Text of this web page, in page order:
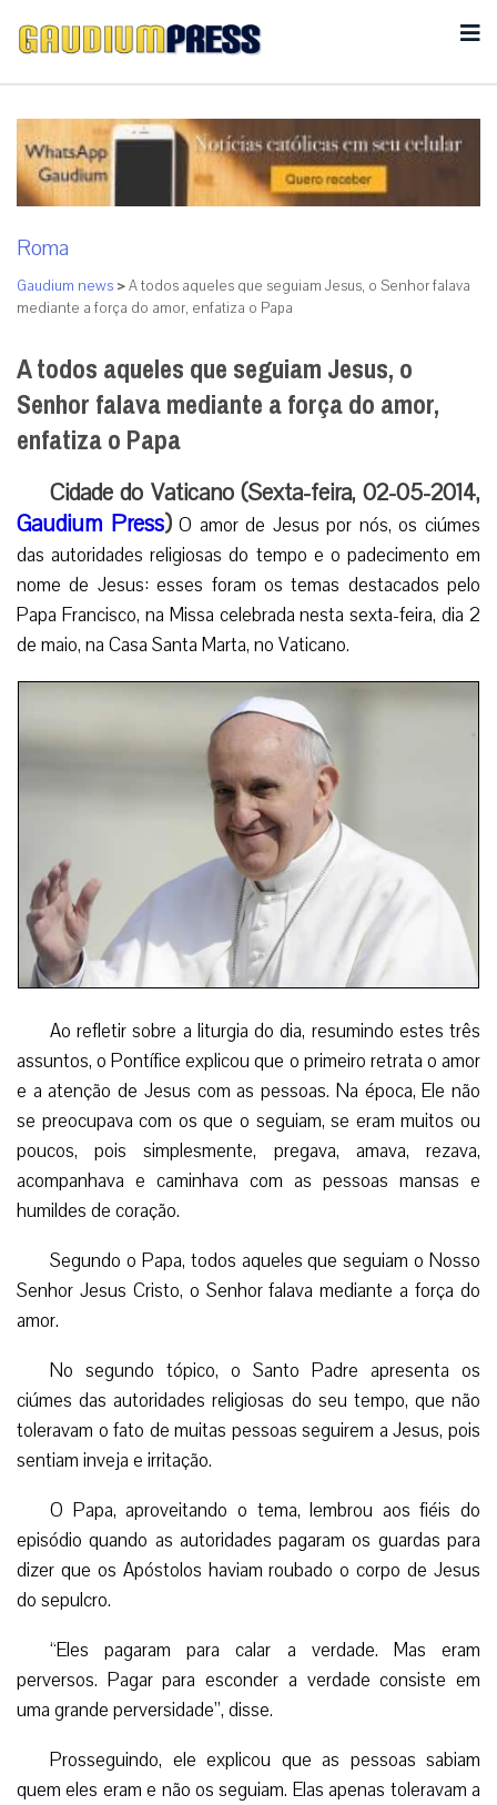
Roma
Gaudium news >A todos aqueles que seguiam Jesus, o Senhor falava
mediante a força do amor, enfatiza o Papa
A todos aqueles que seguiam Jesus, o
Senhor falava mediante a força do amor,
enfatiza o Papa
Cidade do Vaticano (Sexta-feira, 02-05-2014,
Gaudium Press)O amor de Jesus por nós, os ciúmes
das autoridades religiosas do tempo e o padecimento em
nome de Jesus: esses foram os temas destacados pelo
Papa Francisco, na Missa celebrada nesta sexta-feira, dia 2
de maio, na Casa Santa Marta, no Vaticano.
Ao refletir sobre a liturgia do dia, resumindo estes três
assuntos, o Pontífice explicou que o primeiro retrata o amor
e a atenção de Jesus com as pessoas. Na época, Ele não
se preocupava com os que o seguiam, se eram muitos ou
poucos, pois simplesmente, pregava, amava, rezava,
acompanhava e caminhava com as pessoas mansas e
humildes de coração.
Segundo o Papa, todos aqueles que seguiam o Nosso
Senhor Jesus Cristo, o Senhor falava mediante a força do
amor.
No segundo tópico, o Santo Padre apresenta os
ciúmes das autoridades religiosas do seu tempo, que não
toleravam o fato de muitas pessoas seguirem a Jesus, pois
sentiam inveja e irritação.
O Papa, aproveitando o tema, lembrou aos fiéis do
episódio quando as autoridades pagaram os guardas para
dizer que os Apóstolos haviam roubado o corpo de Jesus
do sepulcro.
“Eles pagaram para calar a verdade. Mas eram
perversos. Pagar para esconder a verdade consiste em
uma grande perversidade”, disse.
Prosseguindo, ele explicou que as pessoas sabiam
quem eles eram e não os seguiam. Elas apenas toleravam a